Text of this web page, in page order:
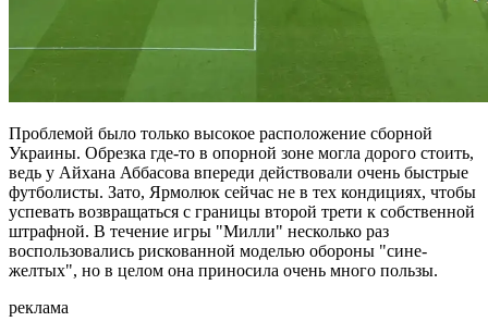
Проблемой было только высокое расположение сборной
Украины. Обрезка где-то в опорной зоне могла дорого стоить,
ведь у Айхана Аббасова впереди действовали очень быстрые
футболисты. Зато, Ярмолюк сейчас не в тех кондициях, чтобы
успевать возвращаться с границы второй трети к собственной
штрафной. В течение игры "Милли" несколько раз
воспользовались рискованной моделью обороны "сине-
желтых", но в целом она приносила очень много пользы.
реклама